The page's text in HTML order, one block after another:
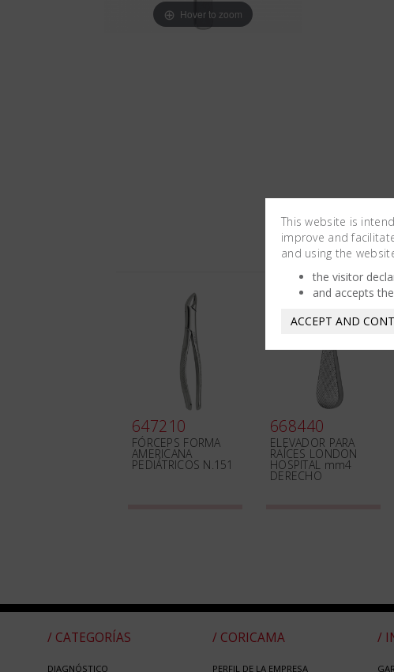
Hover to zoom
647210
FÓRCEPS FORMA
AMERICANA
PEDIÁTRICOS N.151
668440
ELEVADOR PARA
RAÍCES LONDON
HOSPITAL mm4
DERECHO
/ CATEGORÍAS
DIAGNÓSTICO
/ CORICAMA
PERFIL DE LA EMPRESA
/
This website is
improve and
and using the
the visitor
and accepts
ACCEPT AND